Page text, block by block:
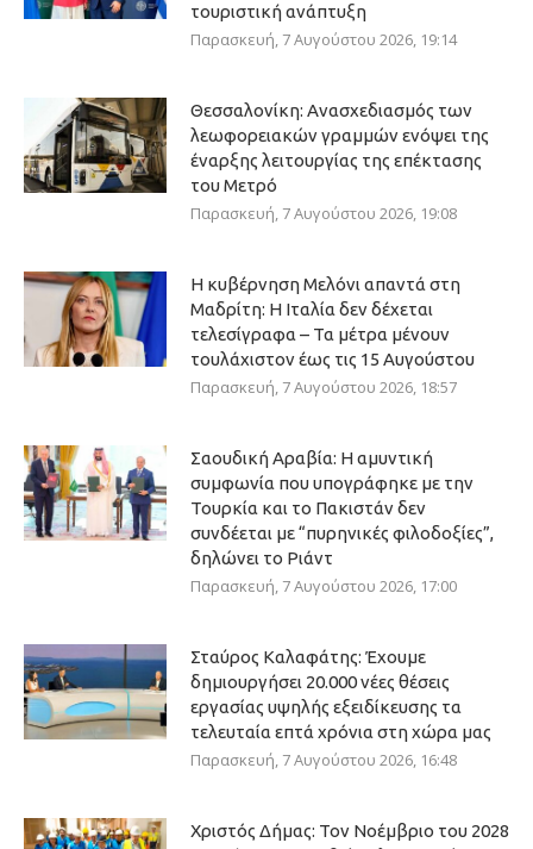
τουριστική ανάπτυξη
Παρασκευή, 7 Αυγούστου 2026, 19:14
Θεσσαλονίκη: Ανασχεδιασμός των
λεωφορειακών γραμμών ενόψει της
έναρξης λειτουργίας της επέκτασης
του Μετρό
Παρασκευή, 7 Αυγούστου 2026, 19:08
Η κυβέρνηση Μελόνι απαντά στη
Μαδρίτη: Η Ιταλία δεν δέχεται
τελεσίγραφα – Τα μέτρα μένουν
τουλάχιστον έως τις 15 Αυγούστου
Παρασκευή, 7 Αυγούστου 2026, 18:57
Σαουδική Αραβία: Η αμυντική
συμφωνία που υπογράφηκε με την
Τουρκία και το Πακιστάν δεν
συνδέεται με “πυρηνικές φιλοδοξίες”,
δηλώνει το Ριάντ
Παρασκευή, 7 Αυγούστου 2026, 17:00
Σταύρος Καλαφάτης: Έχουμε
δημιουργήσει 20.000 νέες θέσεις
εργασίας υψηλής εξειδίκευσης τα
τελευταία επτά χρόνια στη χώρα μας
Παρασκευή, 7 Αυγούστου 2026, 16:48
Χριστός Δήμας: Τον Νοέμβριο του 2028